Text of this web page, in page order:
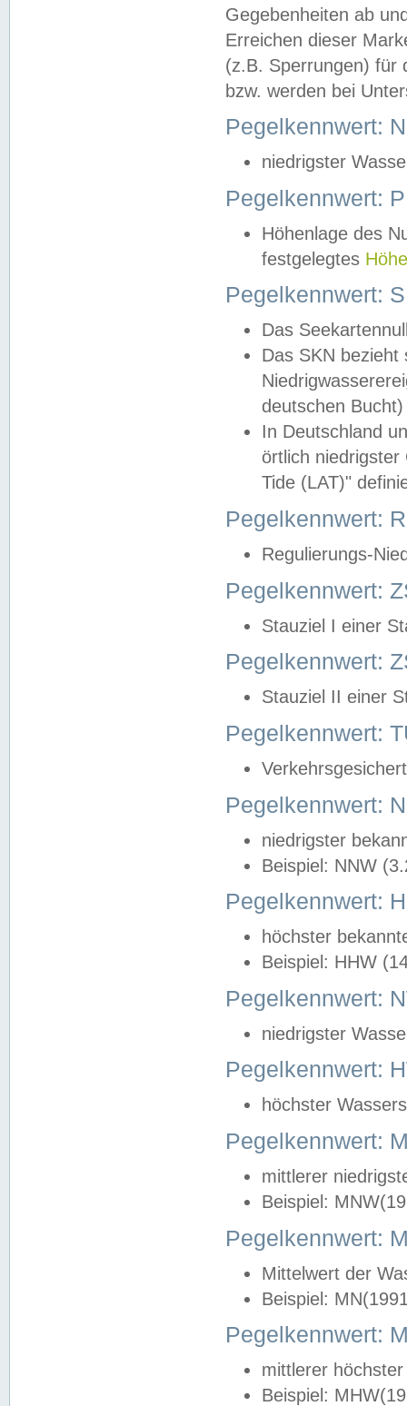
Gegebenheiten ab
Erreichen dieser
(z.B. Sperrungen) für
bzw. werden bei
Pegelkennwert:
niedrigster
Pegelkennwert:
Höhenlage des
festgelegtes
Pegelkennwert:
Das
Das SKN
deutschen
In Deutschland
örtlich
Tide (LAT)"
Pegelkennwert:
Regulierungs-
Pegelkennwert:
Stauziel I einer
Pegelkennwert:
Stauziel II einer
Pegelkennwert:
Pegelkennwert:
niedrigster
Beispiel: NNW
Pegelkennwert:
höchster
Beispiel: HHW
Pegelkennwert:
niedrigster
Pegelkennwert:
höchster
Pegelkennwert:
mittlerer
Beispiel:
Pegelkennwert:
Mittelwert der
Beispiel:
Pegelkennwert:
mittlerer
Beispiel: